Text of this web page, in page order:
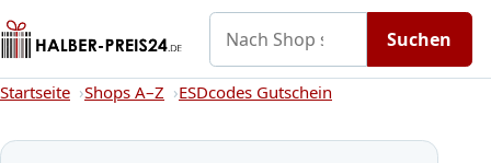
Startseite
GutscheineShops A–ZKategorien
Nach Shop suchen
Suchen
Startseite Shops A–Z ESDcodes Gutschein